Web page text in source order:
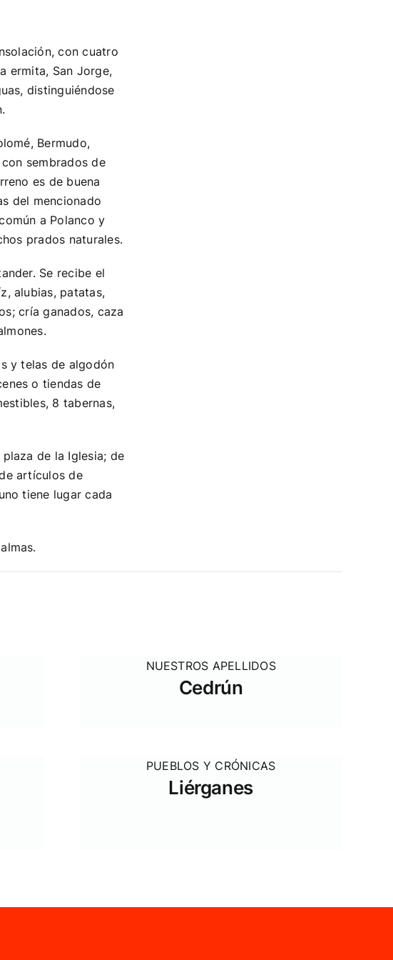
con cuatro
ermita, San Jorge,
distinguiéndose
Bermudo,
sembrados de
es de buena
del mencionado
a Polanco y
prados naturales.
Se recibe el
alubias, patatas,
cría ganados, caza
y telas de algodón
o tiendas de
8 tabernas,
de la Iglesia; de
artículos de
tiene lugar cada
NUESTROS APELLIDOS
Cedrún
PUEBLOS Y CRÓNICAS
Liérganes